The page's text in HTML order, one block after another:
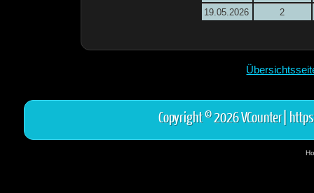
19.05.2026
2
Copyright © 2026 VCounter|